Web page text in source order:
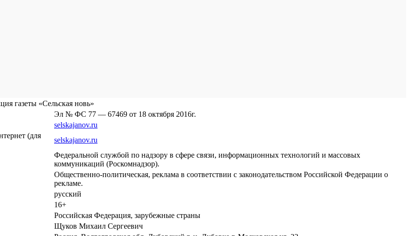
газеты «Сельская новь»
Эл № ФС 77 — 67469 от 18 октября 2016г.
selskajanov.ru
(для
selskajanov.ru
Федеральной службой по надзору в сфере связи, информационных технологий и массовых
коммуникаций (Роскомнадзор).
Общественно-политическая, реклама в соответствии с законодательством Российской Федерации о
рекламе.
русский
16+
Российская Федерация, зарубежные страны
Щуков Михаил Сергеевич